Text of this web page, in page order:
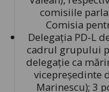
comisiile
Comisia
Delegaţia PD-L
cadrul grupului
delegaţie ca
vicepreşedinte
Marinescu); 3